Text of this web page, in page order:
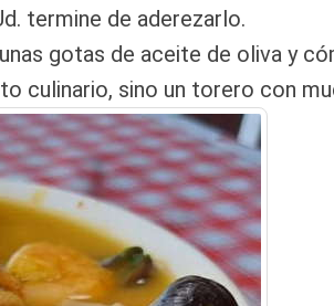
termine de aderezarlo.
gotas de aceite de oliva y
culinario, sino un torero con